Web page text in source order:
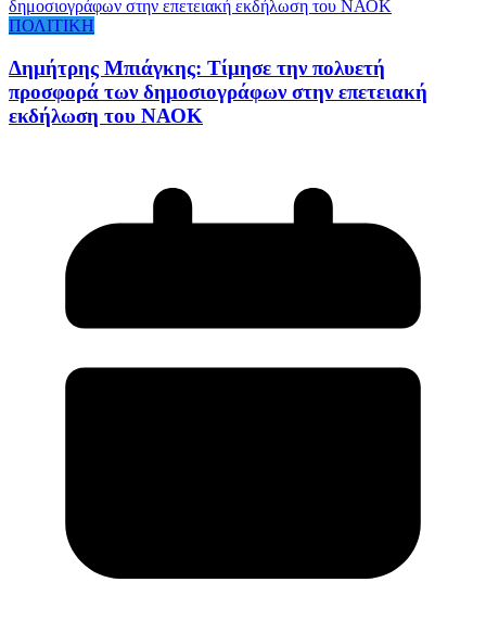
ΠΟΛΙΤΙΚΗ
Δημήτρης Μπιάγκης: Τίμησε την πολυετή
προσφορά των δημοσιογράφων στην επετειακή
εκδήλωση του ΝΑΟΚ